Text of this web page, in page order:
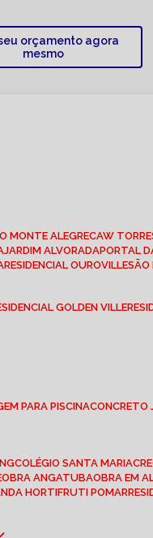
orçamento agora
mesmo
MONTE ALEGRE CAW
JARDIM ALVORADA PORTAL
RESIDENCIAL OUROVILLE
GOLDEN VILLE
PARA PISCINA
COLÉGIO SANTA MARIA
OBRA ANGATUBA OBRA EM
HORTIFRUTI POMAR